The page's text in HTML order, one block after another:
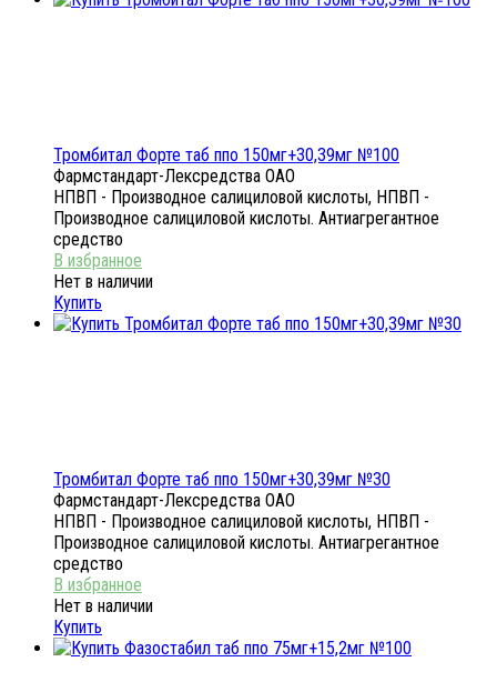
Тромбитал Форте таб ппо 150мг+30,39мг №100
Фармстандарт-Лексредства ОАО
НПВП - Производное салициловой кислоты, НПВП -
Производное салициловой кислоты. Антиагрегантное
средство
Нет в наличии
Купить
Тромбитал Форте таб ппо 150мг+30,39мг №30
Фармстандарт-Лексредства ОАО
НПВП - Производное салициловой кислоты, НПВП -
Производное салициловой кислоты. Антиагрегантное
средство
Нет в наличии
Купить